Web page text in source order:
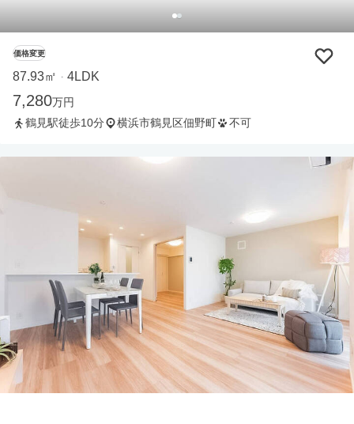
価格変更
87.93㎡ ・ 4LDK
7,280万円
鶴見駅徒歩10分
横浜市鶴見区佃野町 不可